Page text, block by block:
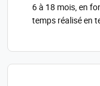
6 à 18 mois, en
temps réalisé en